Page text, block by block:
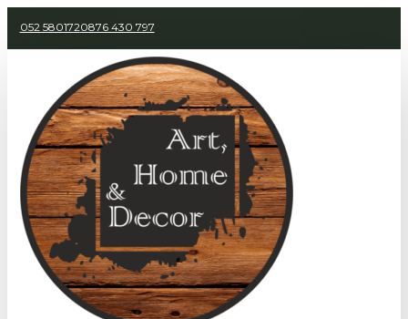
052 5801720876 430 797